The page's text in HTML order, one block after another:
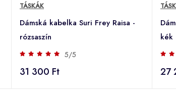
TÁSKÁK
Dámská kabelka Suri Frey Raisa -
rózsaszín
5/5
31 300 Ft
kék
27